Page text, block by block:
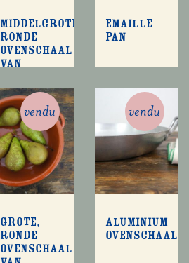
Middelgrote,
ronde
ovenschaal
van
Emaille
pan
Grote,
ronde
ovenschaal
vendu
Aluminium
ovenschaal
vendu